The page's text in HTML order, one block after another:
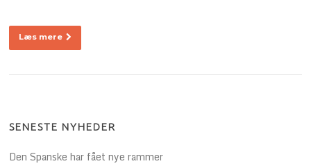
Læs mere
SENESTE NYHEDER
Den Spanske har fået nye rammer